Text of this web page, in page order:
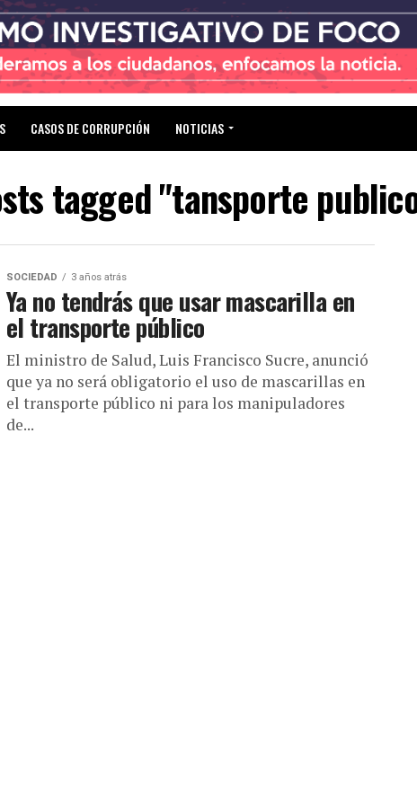
CASOS DE CORRUPCIÓN NOTICIAS
tagged "tansporte
SOCIEDAD 3 años atrás
Ya no tendrás que usar mascarilla en
el transporte público
El ministro de Salud, Luis Francisco Sucre, anunció
que ya no será obligatorio el uso de mascarillas en
el transporte público ni para los manipuladores
de...